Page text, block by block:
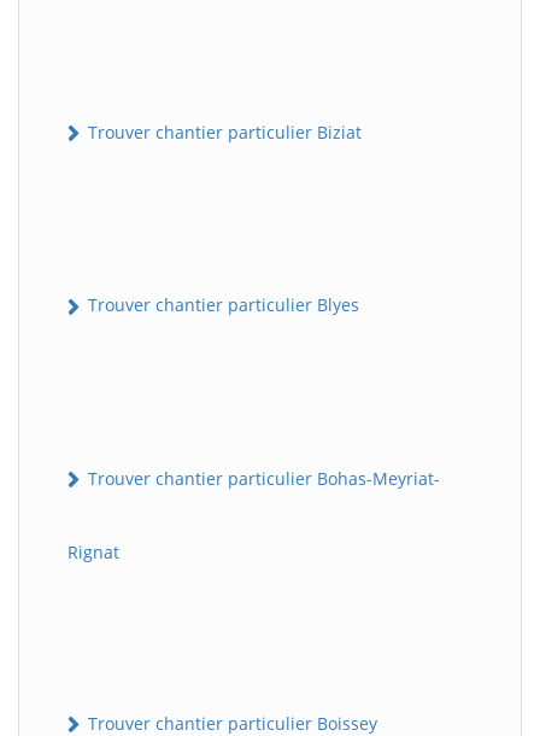
Trouver chantier particulier Biziat
Trouver chantier particulier Blyes
Trouver chantier particulier Bohas-Meyriat-
Rignat
Trouver chantier particulier Boissey